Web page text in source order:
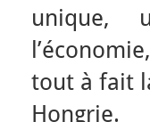
unique,
tout à fait
Hongrie.